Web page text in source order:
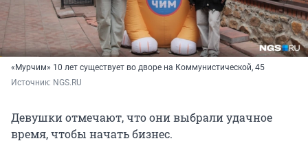
«Мурчим» 10 лет существует во дворе на Коммунистической, 45
Источник: NGS.RU
Девушки отмечают, что они выбрали удачное
время, чтобы начать бизнес.